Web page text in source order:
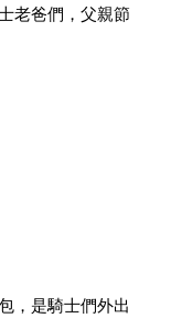
老爸們，父親節
，是騎士們外出